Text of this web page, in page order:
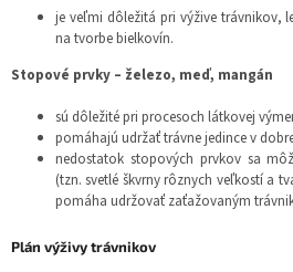
je veľmi dôležitá pri výžive trávnikov,
na tvorbe bielkovín.
Stopové prvky – železo, meď, mangán
sú dôležité pri procesoch látkovej
pomáhajú udržať trávne jedince v
nedostatok stopových prvkov sa
(tzn. svetlé škvrny rôznych veľkostí a
pomáha udržovať zaťažovaným
Plán výživy trávnikov